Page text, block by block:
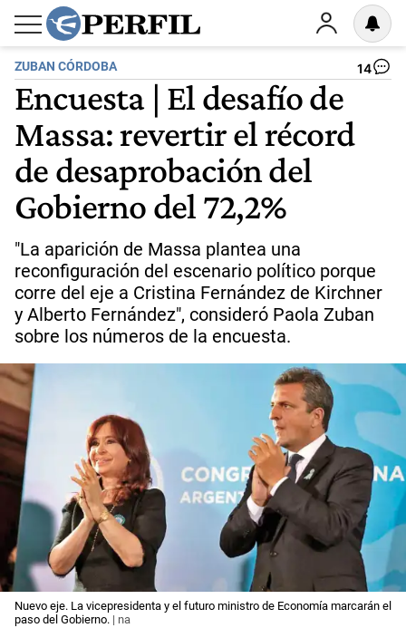
ZUBAN CÓRDOBA 14
Encuesta | El desafío de
Massa: revertir el récord
de desaprobación del
Gobierno del 72,2%
"La aparición de Massa plantea una
reconfiguración del escenario político porque
corre del eje a Cristina Fernández de Kirchner
y Alberto Fernández", consideró Paola Zuban
sobre los números de la encuesta.
Nuevo eje. La vicepresidenta y el futuro ministro de Economía marcarán el
paso del Gobierno. | na